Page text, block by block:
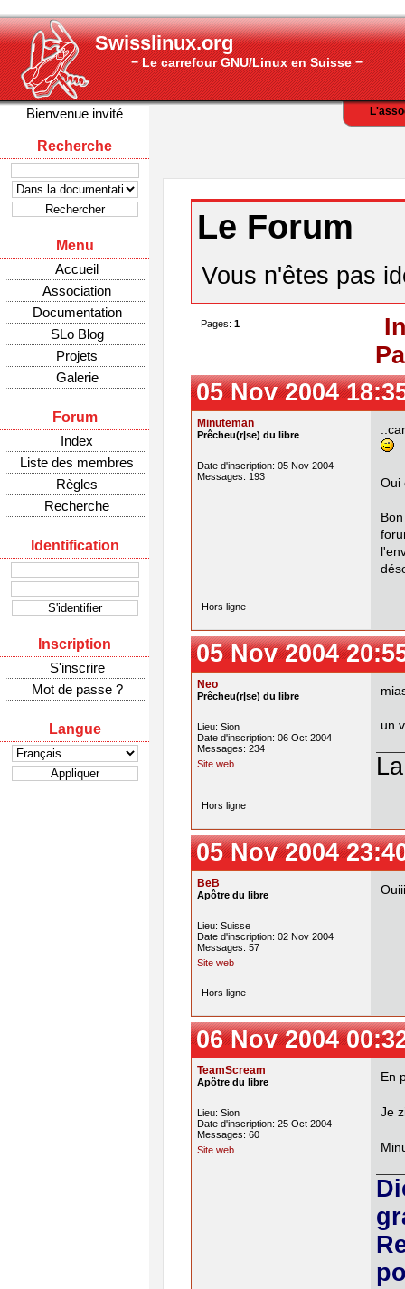
Swisslinux.org
− Le carrefour GNU/Linux en Suisse −
Bienvenue invité
Recherche
Menu
Accueil
Association
Documentation
SLo Blog
Projets
Galerie
Forum
Index
Liste des membres
Règles
Recherche
Identification
Inscription
S'inscrire
Mot de passe ?
Langue
Le Forum
Vous n'êtes pas
Pages: 1
05 Nov 2004
Minuteman
Prêcheu(r|se) du libre
Date d'inscription: 05 Nov 2004
Messages: 193
Oui
Hors ligne
05 Nov 2004
Neo
Prêcheu(r|se) du libre
Lieu: Sion
Date d'inscription: 06 Oct 2004
Messages: 234
Site web
un
Hors ligne
05 Nov 2004
BeB
Apôtre du libre
Lieu: Suisse
Date d'inscription: 02 Nov 2004
Messages: 57
Site web
Hors ligne
06 Nov 2004
TeamScream
Apôtre du libre
Lieu: Sion
Date d'inscription: 25 Oct 2004
Messages: 60
Site web
En
Je